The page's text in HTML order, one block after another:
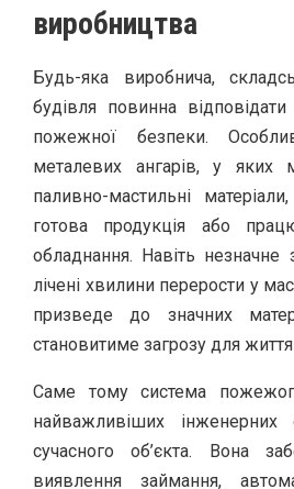
виробництва
Будь-яка виробнича,
будівля повинна
пожежної безпеки.
металевих ангарів, у яких
паливно-мастильні
готова продукція або
обладнання. Навіть незначне
лічені хвилини перерости у
призведе до значних
становитиме загрозу для
Саме тому система
найважливіших інженерних
сучасного об’єкта. Вона
виявлення займання,